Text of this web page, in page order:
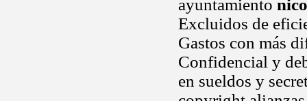
ayuntamiento
Excluidos de
Gastos con más
Confidencial y
en sueldos y